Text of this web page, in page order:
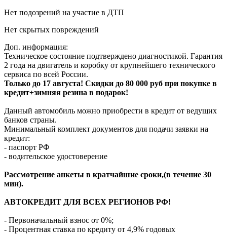
Нет подозрений на участие в ДТП
Нет скрытых повреждений
Доп. информация:
Техническое состояние подтверждено диагностикой. Гарантия
2 года на двигатель и коробку от крупнейшего технического
сервиса по всей России.
Только до 17 августа! Скидки до 80 000 руб при покупке в
кредит+зимняя резина в подарок!
Данный автомобиль можно приобрести в кредит от ведущих
банков страны.
Минимальный комплект документов для подачи заявки на
кредит:
- паспорт РФ
- водительское удостоверение
Рассмотрение анкеты в кратчайшие сроки,(в течение 30
мин).
АВТОКРЕДИТ ДЛЯ ВСЕХ РЕГИОНОВ РФ!
- Первоначальный взнос от 0%;
- Процентная ставка по кредиту от 4,9% годовых